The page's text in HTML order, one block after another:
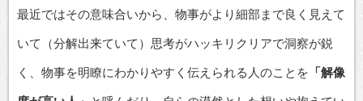
最近ではその意味合いから、物事がより細部まで良く見えて
いて（分解出来ていて）思考がハッキリクリアで洞察が鋭
く、物事を明瞭にわかりやすく伝えられる人のことを 「解像